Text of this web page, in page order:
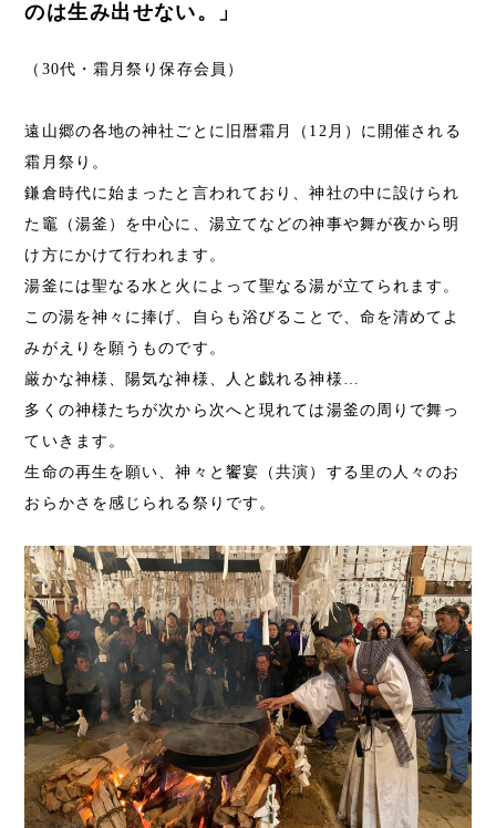
のは生み出せない。」
（30代・霜月祭り保存会員）
遠山郷の各地の神社ごとに旧暦霜月（12月）に開催される
霜月祭り。
鎌倉時代に始まったと言われており、神社の中に設けられ
た竈（湯釜）を中心に、湯立てなどの神事や舞が夜から明
け方にかけて行われます。
湯釜には聖なる水と火によって聖なる湯が立てられます。
この湯を神々に捧げ、自らも浴びることで、命を清めてよ
みがえりを願うものです。
厳かな神様、陽気な神様、人と戯れる神様…
多くの神様たちが次から次へと現れては湯釜の周りで舞っ
ていきます。
生命の再生を願い、神々と饗宴（共演）する里の人々のお
おらかさを感じられる祭りです。